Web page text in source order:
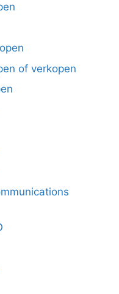
of verkopen